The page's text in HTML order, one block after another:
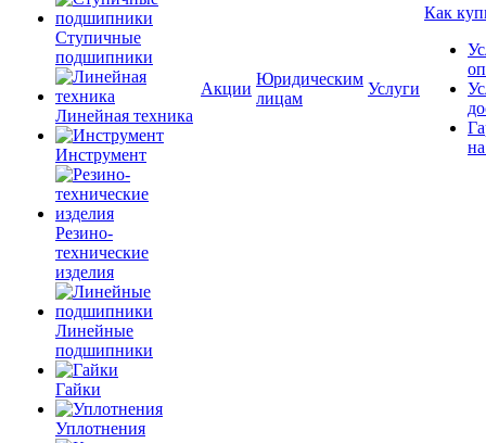
Ступичные
подшипники
Линейная техника
Инструмент
Резино-
технические
изделия
Линейные
подшипники
Гайки
Уплотнения
Акции
Юридическим
лицам
Услуги
Как